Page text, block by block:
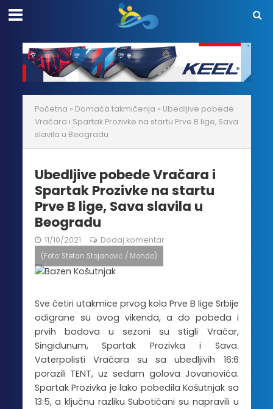
Početna » Domaća takmičenja » Ubedljive pobede
Vračara i Spartak Prozivke na startu Prve B lige, Sava
slavila u Beogradu
Ubedljive pobede Vračara i
Spartak Prozivke na startu
Prve B lige, Sava slavila u
Beogradu
11/10/2021 Dodaj komentar
(Foto: Stefan Stojanović / Mondo)
Sve četiri utakmice prvog kola Prve B lige Srbije
odigrane su ovog vikenda, a do pobeda i
prvih bodova u sezoni su stigli Vračar,
Singidunum, Spartak Prozivka i Sava.
Vaterpolisti Vračara su sa ubedljivih 16:6
porazili TENT, uz sedam golova Jovanovića.
Spartak Prozivka je lako pobedila Košutnjak sa
13:5, a ključnu razliku Subotičani su napravili u